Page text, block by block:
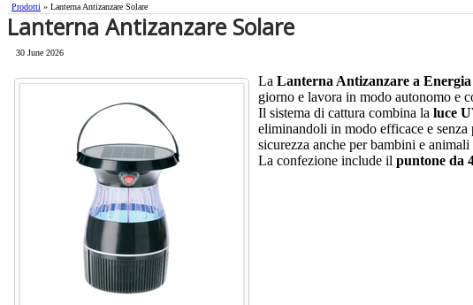
Prodotti » Lanterna Antizanzare Solare
Lanterna Antizanzare Solare
30 June 2026
La Lanterna Antizanzare a Energia
giorno e lavora in modo autonomo e
Il sistema di cattura combina la luce
eliminandoli in modo efficace e
sicurezza anche per bambini e animali
La confezione include il puntone da